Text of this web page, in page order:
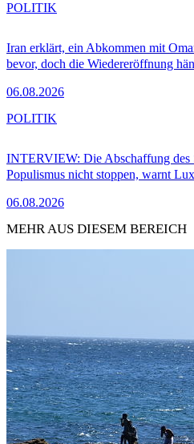
Iran erklärt, ein Abkommen mit
bevor, doch die Wiedereröffnung
06.08.2026
POLITIK
INTERVIEW: Die Abschaffung des
Populismus nicht stoppen, warnt
06.08.2026
POLITIK
MEHR AUS DIESEM BEREICH